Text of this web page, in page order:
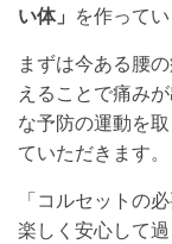
い体」 を作ってい
まずは今ある腰
えることで痛み
な予防の運動を
ていただきます。
「コルセットの
楽しく安心して